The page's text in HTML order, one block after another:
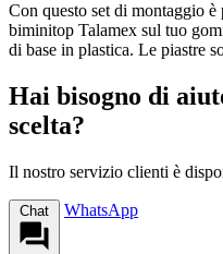
Con questo set di montaggio
biminitop Talamex sul tuo
di base in plastica. Le piastre
Hai bisogno di
scelta?
Il nostro servizio clienti è
Chat WhatsApp